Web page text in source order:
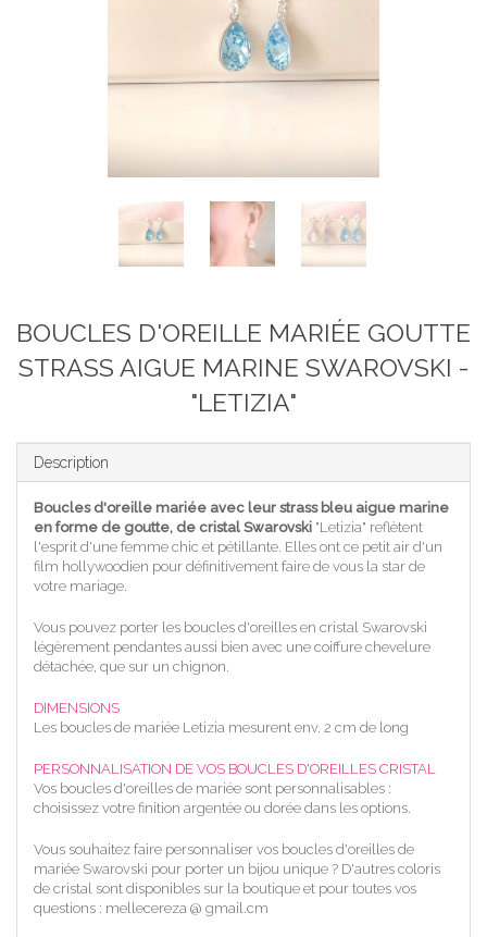
BOUCLES D'OREILLE MARIÉE GOUTTE
STRASS AIGUE MARINE SWAROVSKI -
"LETIZIA"
Description
Boucles d'oreille mariée avec leur strass bleu aigue marine
en forme de goutte, de cristal Swarovski "Letizia" reflètent
l'esprit d'une femme chic et pétillante. Elles ont ce petit air d'un
film hollywoodien pour définitivement faire de vous la star de
votre mariage.
Vous pouvez porter les boucles d'oreilles en cristal Swarovski
légèrement pendantes aussi bien avec une coiffure chevelure
détachée, que sur un chignon.
DIMENSIONS
Les boucles de mariée Letizia mesurent env. 2 cm de long
PERSONNALISATION DE VOS BOUCLES D'OREILLES CRISTAL
Vos boucles d'oreilles de mariée sont personnalisables :
choisissez votre finition argentée ou dorée dans les options.
Vous souhaitez faire personnaliser vos boucles d'oreilles de
mariée Swarovski pour porter un bijou unique ? D'autres coloris
de cristal sont disponibles sur la boutique et pour toutes vos
questions : mellecereza @ gmail.cm